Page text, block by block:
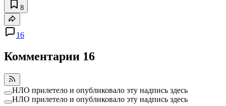
8
16
Комментарии 16
НЛО прилетело и опубликовало эту надпись здесь
НЛО прилетело и опубликовало эту надпись здесь